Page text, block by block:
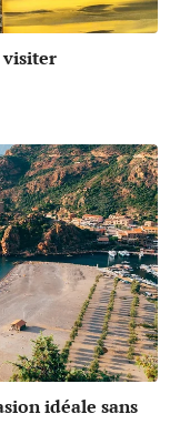
visiter
idéale sans